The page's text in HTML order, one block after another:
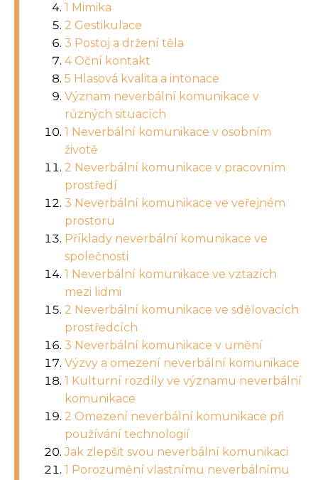
1 Mimika
2 Gestikulace
3 Postoj a držení těla
4 Oční kontakt
5 Hlasová kvalita a intonace
Význam neverbální komunikace v
různých situacích
1 Neverbální komunikace v osobním
životě
2 Neverbální komunikace v pracovním
prostředí
3 Neverbální komunikace ve veřejném
prostoru
Příklady neverbální komunikace ve
společnosti
1 Neverbální komunikace ve vztazích
mezi lidmi
2 Neverbální komunikace ve sdělovacích
prostředcích
3 Neverbální komunikace v umění
Výzvy a omezení neverbální komunikace
1 Kulturní rozdíly ve významu neverbální
komunikace
2 Omezení neverbální komunikace při
používání technologií
Jak zlepšit svou neverbální komunikaci
1 Porozumění vlastnímu neverbálnímu